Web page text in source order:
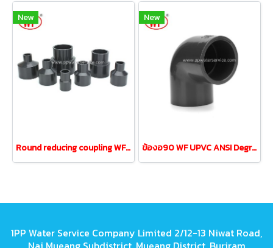
New
Round reducing coupling WF UPVC ANSI 3/4" reducing 1/2"
New
ข้องอ90 WF UPVC ANSI Degree Elbow ขนาด 3"DN80
1PP Water Service Company Limited 2/12-13 Niwat Road,